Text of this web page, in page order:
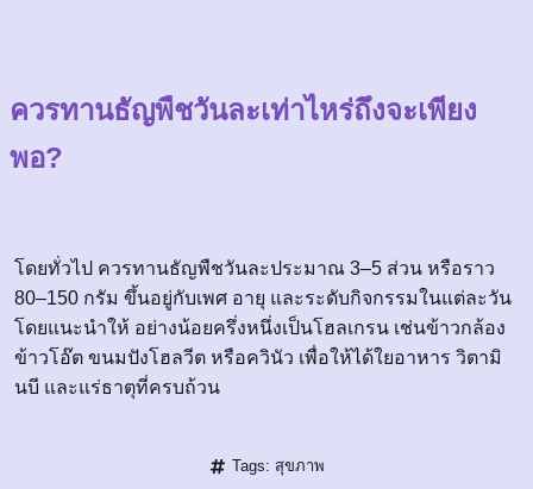
ควรทานธัญพืชวันละเท่าไหร่ถึงจะเพียง
พอ?
โดยทั่วไป ควรทานธัญพืชวันละประมาณ 3–5 ส่วน หรือราว
80–150 กรัม ขึ้นอยู่กับเพศ อายุ และระดับกิจกรรมในแต่ละวัน
โดยแนะนำให้ อย่างน้อยครึ่งหนึ่งเป็นโฮลเกรน เช่นข้าวกล้อง
ข้าวโอ๊ต ขนมปังโฮลวีต หรือควินัว เพื่อให้ได้ใยอาหาร วิตามิ
นบี และแร่ธาตุที่ครบถ้วน
Tags: สุขภาพ